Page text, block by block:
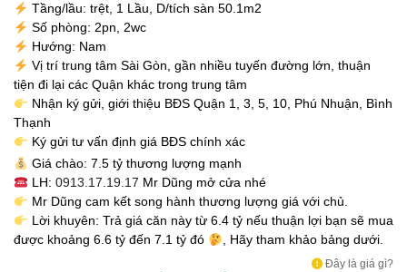
Tầng/lầu: trệt, 1 Lầu, D/tích sàn 50.1m2
Số phòng: 2pn, 2wc
Hướng: Nam
Vị trí trung tâm Sài Gòn, gần nhiều tuyến đường lớn, thuận
tiện đi lại các Quận khác trong trung tâm
Nhận ký gửi, giới thiệu BĐS Quận 1, 3, 5, 10, Phú Nhuận, Bình
Thạnh
Ký gửi tư vấn định giá BĐS chính xác
Giá chào: 7.5 tỷ thương lượng mạnh
LH: 0913.17.19.17 Mr Dũng mở cửa nhé
Mr Dũng cam kết song hành thương lượng giá với chủ.
Lời khuyên: Trả giá căn này từ 6.4 tỷ nếu thuận lợi bạn sẽ mua
được khoảng 6.6 tỷ đến 7.1 tỷ đó
, Hãy tham khảo bảng dưới.
Đây là giá gì?